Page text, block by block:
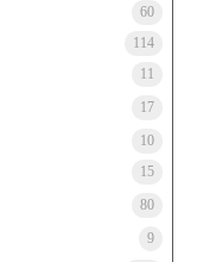
60
114
11
17
10
15
80
9